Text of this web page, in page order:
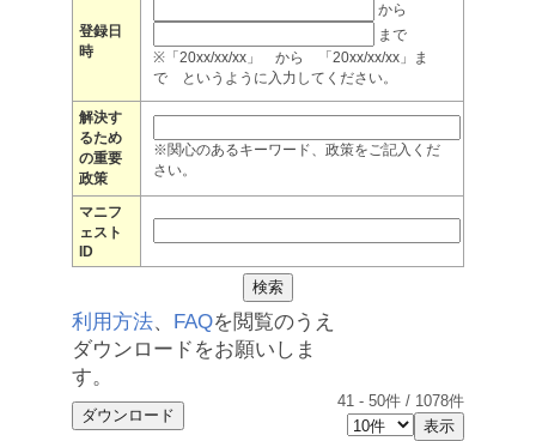
登録日
時
から
まで
※「20xx/xx/xx」 から 「20xx/xx/xx」ま
で というように入力してください。
解決す
るため
の重要
政策
※関心のあるキーワード、政策をご記入くだ
さい。
マニフ
ェスト
ID
利用方法、 FAQを閲覧のうえ
ダウンロードをお願いしま
す。
41 - 50件 / 1078件